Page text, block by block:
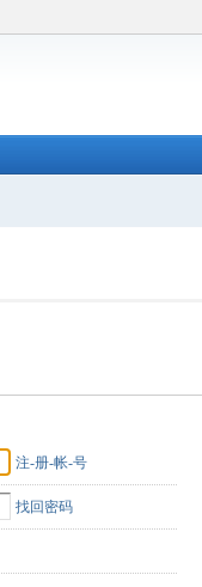
注-册-帐-号
找回密码